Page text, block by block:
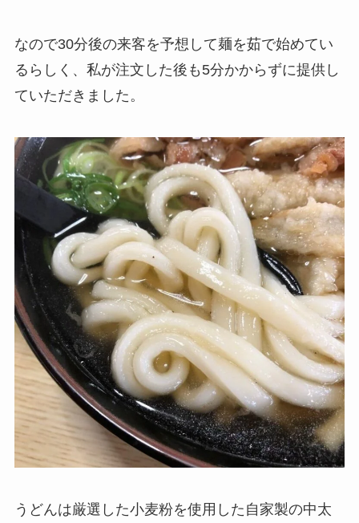
なので30分後の来客を予想して麺を茹で始めてい
るらしく、私が注文した後も5分かからずに提供し
ていただきました。
うどんは厳選した小麦粉を使用した自家製の中太